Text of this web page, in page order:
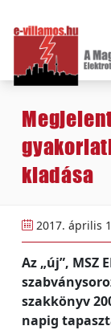
kiadása
2017. április
Az „új”, MSZ
szakkönyv
napig